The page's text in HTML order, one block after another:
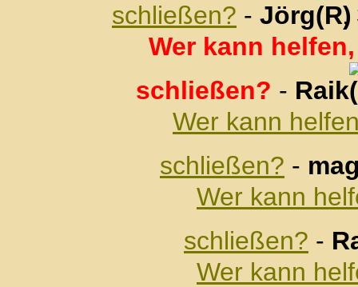
schließen? - Jörg
,
Wer kann
schließen? - Raik
Wer kann
schließen? -
Wer kann
schließen? -
Wer kann